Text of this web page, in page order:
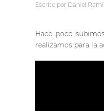
Escrito por Daniel
Hace poco
realizamos para la